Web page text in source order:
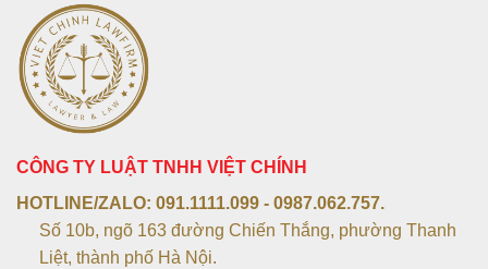
CÔNG TY LUẬT TNHH VIỆT CHÍNH
HOTLINE/ZALO: 091.1111.099 - 0987.062.757.
Số 10b, ngõ 163 đường Chiến Thắng, phường Thanh
Liệt, thành phố Hà Nội.